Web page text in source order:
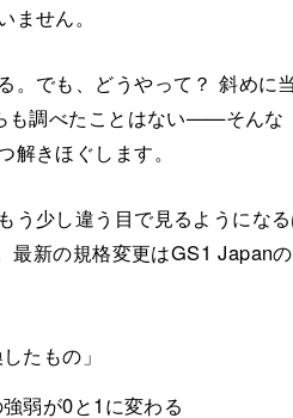
せん。
。でも、どうやって？ 斜めに
も調べたことはない——そんな
きほぐします。
う少し違う目で見るようにな
新の規格変更はGS1 Japan
たもの」
弱が0と1に変わる